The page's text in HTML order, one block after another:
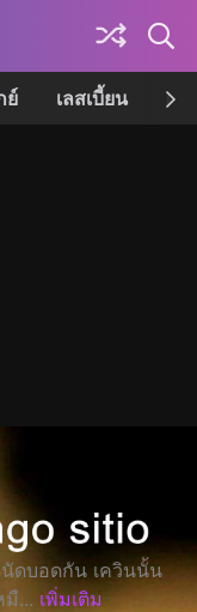
ย์ เลสเบี้ยน เค
ดบอดกัน เควินนั้น
... เพิ่มเติม